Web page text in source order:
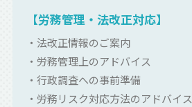
【労務管理・法改正対応】
・法改正情報のご案内
・労務管理上のアドバイス
・行政調査への事前準備
・労務リスク対応方法のアドバイス